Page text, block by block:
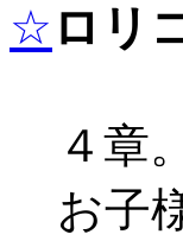
☆ ロリ
４章。
お子